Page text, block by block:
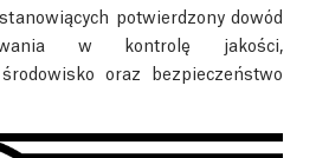
potwierdzony dowód
w kontrolę jakości,
oraz bezpieczeństwo